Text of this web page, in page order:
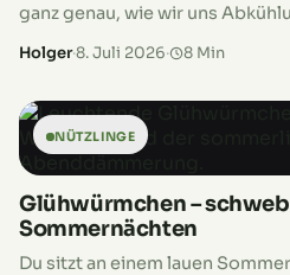
ganz genau, wie wir uns
Holger·8. Juli 2026· 8 Min
NÜTZLINGE
Glühwürmchen –
Sommernächten
Du sitzt an einem lauen